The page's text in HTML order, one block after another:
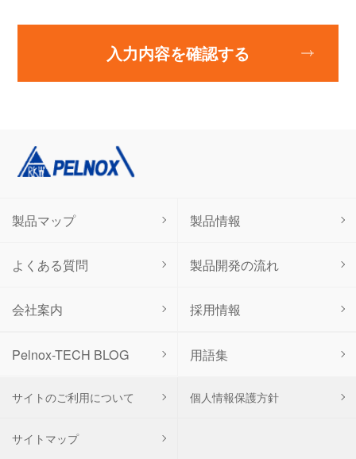
入力内容を確認する
Pelnox-TECH BLOG 用語集
製品マップ 製品情報
よくある質問 製品開発の流れ
会社案内 採用情報
サイトのご利用について 個人情報保護方針
サイトマップ